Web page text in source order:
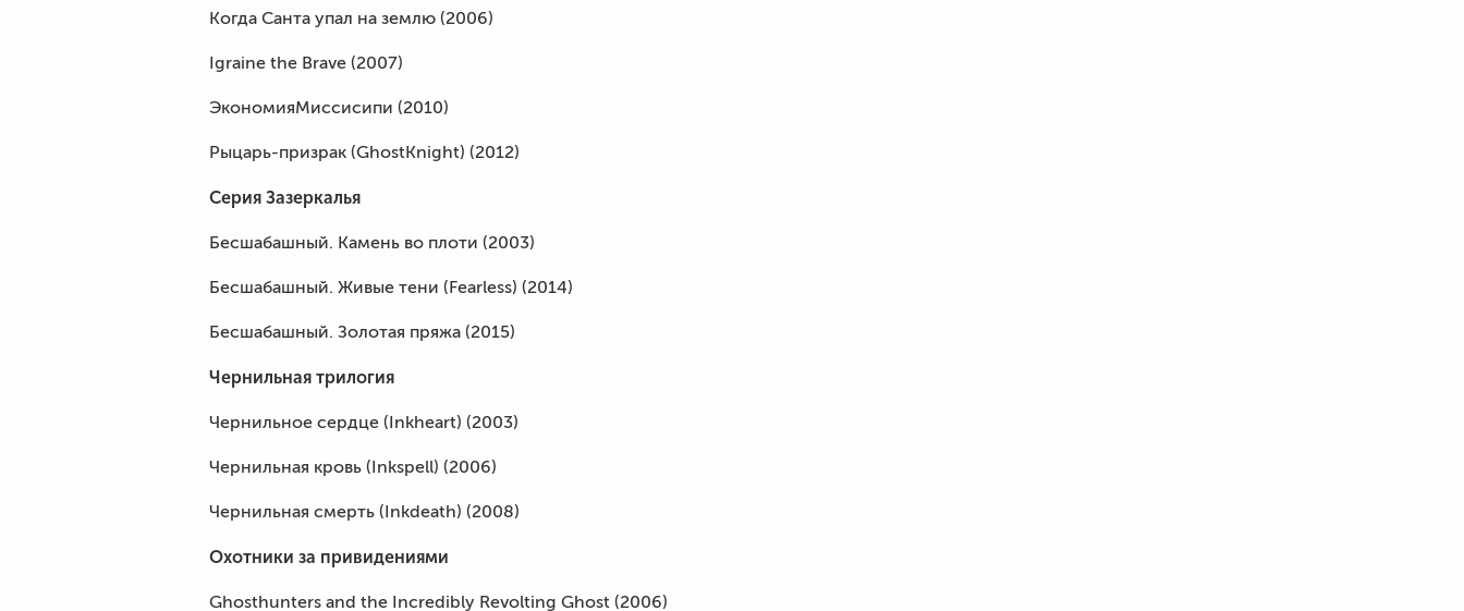
Когда Санта упал на землю (2006)
Igraine the Brave (2007)
ЭкономияМиссисипи (2010)
Рыцарь-призрак (GhostKnight) (2012)
Серия Зазеркалья
Бесшабашный. Камень во плоти (2003)
Бесшабашный. Живые тени (Fearless) (2014)
Бесшабашный. Золотая пряжа (2015)
Чернильная трилогия
Чернильное сердце (Inkheart) (2003)
Чернильная кровь (Inkspell) (2006)
Чернильная смерть (Inkdeath) (2008)
Охотники за привидениями
Ghosthunters and the Incredibly Revolting Ghost (2006)